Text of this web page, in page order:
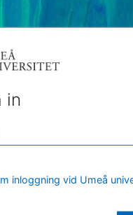
in
inloggning vid Umeå